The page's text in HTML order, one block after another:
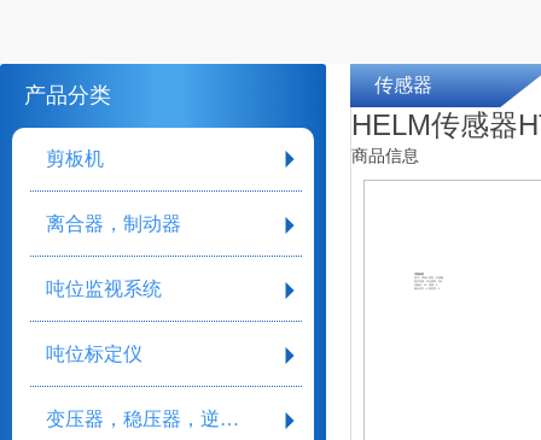
产品分类
剪板机
离合器，制动器
吨位监视系统
吨位标定仪
变压器，稳压器，逆变器
传感器
HELM传感器
商品信息